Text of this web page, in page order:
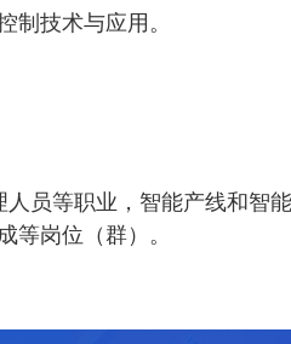
制技术与应用。
人员等职业， 智能产线和智
等岗位（群）。